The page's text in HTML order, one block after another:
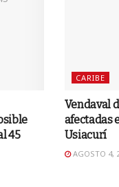
45
CARIBE
Vendaval
afectadas
Usiacurí
AGOSTO 4,